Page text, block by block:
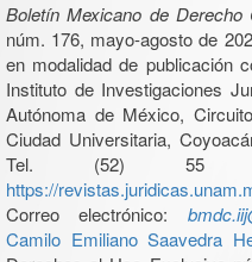
Boletín Mexicano de Derecho
núm. 176, mayo-agosto de
en modalidad de publicación
Instituto de Investigaciones
Autónoma de México,
Ciudad Universitaria,
Tel. (52)
https://
Correo electrónico:
Camilo Emiliano Saavedra